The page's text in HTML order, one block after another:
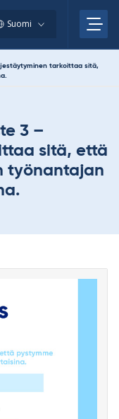
Suomi
tarkoittaa sitä,
3 –
sitä, että
työnantajan